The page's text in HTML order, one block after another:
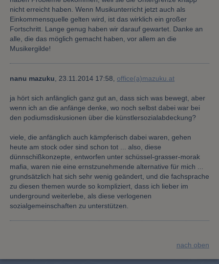
nicht erreicht haben. Wenn Musikunterricht jetzt auch als
Einkommensquelle gelten wird, ist das wirklich ein großer
Fortschritt. Lange genug haben wir darauf gewartet. Danke an
alle, die das möglich gemacht haben, vor allem an die
Musikergilde!
nanu mazuku 23.11.2014 17:58, office(a)mazuku.at
ja hört sich anfänglich ganz gut an, dass sich was bewegt, aber
wenn ich an die anfänge denke, wo noch selbst dabei war bei
den podiumsdiskusionen über die künstlersozialabdeckung?
viele, die anfänglich auch kämpferisch dabei waren, gehen
heute am stock oder sind schon tot ... also, diese
dünnschißkonzepte, entworfen unter schüssel-grasser-morak
mafia, waren nie eine ernstzunehmende alternative für mich ...
grundsätzlich hat sich sehr wenig geändert, und die fachsprache
zu diesen themen wurde so kompliziert, dass ich lieber im
underground weiterlebe, als diese verlogenen
sozialgemeinschaften zu unterstützen.
nach oben